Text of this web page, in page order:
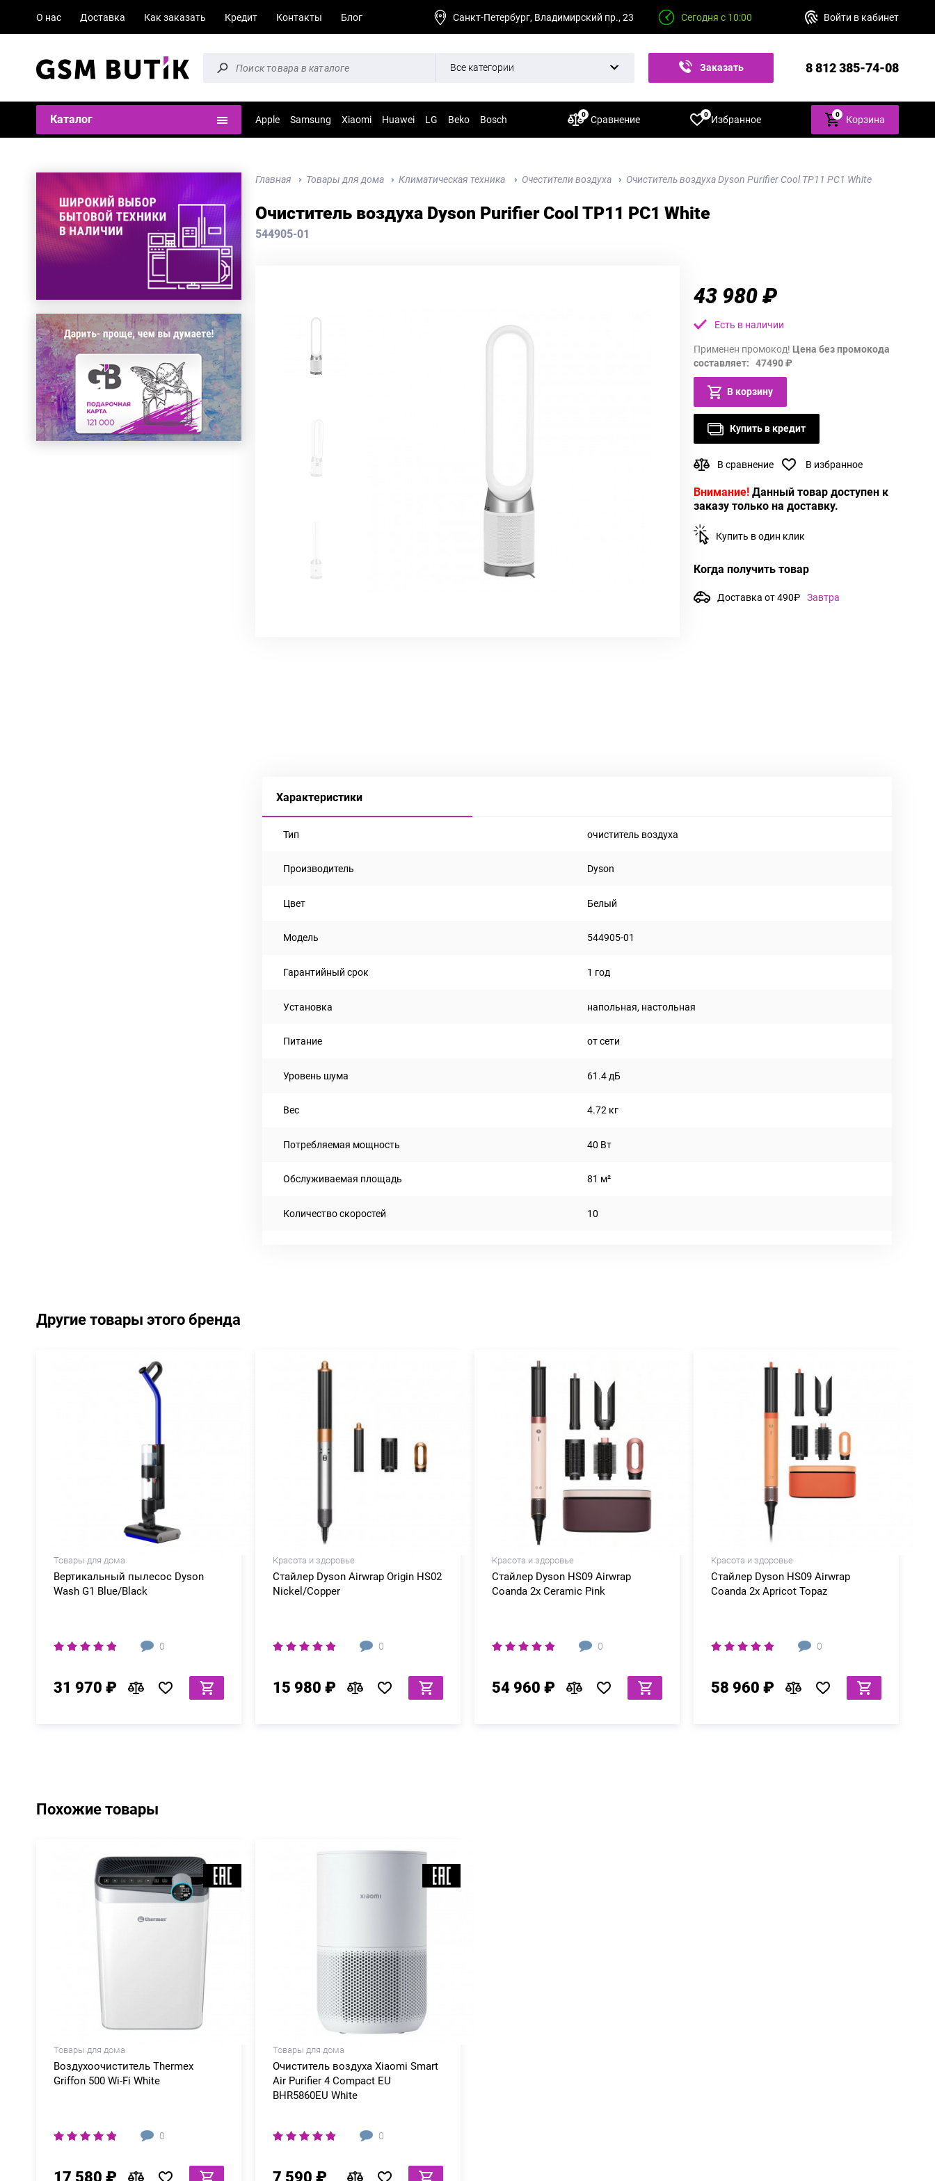
О нас Доставка Как заказать Кредит Контакты Блог Санкт-Петербург, Владимирский пр., 23 Сегодня с 10:00 Войти в кабинет
Все категории Заказать 8 812 385-74-08
Каталог Apple Samsung Xiaomi Huawei LG Beko Bosch Сравнение
0 Избранное
0 0 Корзина
Главная Товары для дома Климатическая техника Очестители воздуха Очиститель воздуха Dyson Purifier Cool TP11 PC1 White
Очиститель воздуха Dyson Purifier Cool TP11 PC1 White
544905-01
43 980 ₽
Есть в наличии
Применен промокод! Цена без промокода
составляет: 47490 ₽
В корзину
Купить в кредит
В сравнение В избранное
Внимание! Данный товар доступен к
заказу только на доставку.
Купить в один клик
Когда получить товар
Доставка от 490₽ Завтра
Характеристики
Тип очиститель воздуха
Производитель Dyson
Цвет Белый
Модель 544905-01
Гарантийный срок 1 год
Установка напольная, настольная
Питание от сети
Уровень шума 61.4 дБ
Вес 4.72 кг
Потребляемая мощность 40 Вт
Обслуживаемая площадь 81 м²
Количество скоростей 10
Другие товары этого бренда
Товары для дома
Вертикальный пылесос Dyson
Wash G1 Blue/Black
0
31 970 ₽
Красота и здоровье
Стайлер Dyson Airwrap Origin HS02
Nickel/Copper
0
15 980 ₽
Красота и здоровье
Стайлер Dyson HS09 Airwrap
Coanda 2x Ceramic Pink
0
54 960 ₽
Красота и здоровье
Стайлер Dyson HS09 Airwrap
Coanda 2x Apricot Topaz
0
58 960 ₽
Похожие товары
Товары для дома
Воздухоочиститель Thermex
Griffon 500 Wi-Fi White
0
17 580 ₽
Товары для дома
Очиститель воздуха Xiaomi Smart
Air Purifier 4 Compact EU
BHR5860EU White
0
7 590 ₽